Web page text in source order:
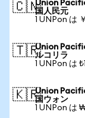
🇨🇳Union
国人民元
1 UNPon は
🇹🇷Union
ルコリラ
1 UNPon は
🇰🇷Union
国ウォン
1 UNPon は